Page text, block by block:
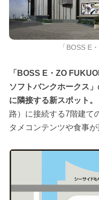
「BOSS E
「BOSS E・ZO
ソフトバンクホークス
に隣接する新スポット。
路）に接続する7階建て
タメコンテンツや食事が